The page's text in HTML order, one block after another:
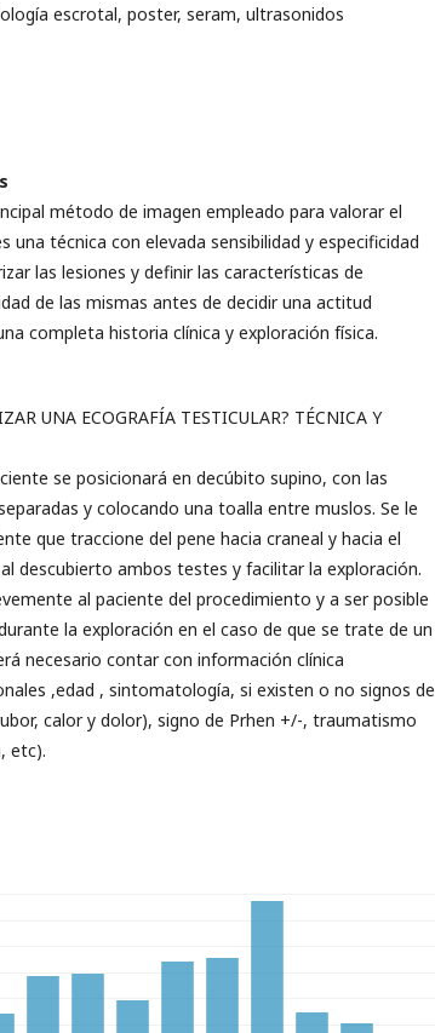
escrotal, poster, seram, ultrasonidos
método de imagen empleado para valorar el
una técnica con elevada sensibilidad y especificidad
las lesiones y definir las características de
de las mismas antes de decidir una actitud
completa historia clínica y exploración física.
UNA ECOGRAFÍA TESTICULAR? TÉCNICA Y
se posicionará en decúbito supino, con las
y colocando una toalla entre muslos. Se le
que traccione del pene hacia craneal y hacia el
descubierto ambos testes y facilitar la exploración.
al paciente del procedimiento y a ser posible
la exploración en el caso de que se trate de un
necesario contar con información clínica
,edad , sintomatología, si existen o no signos de
calor y dolor), signo de Prhen +/-, traumatismo
etc).